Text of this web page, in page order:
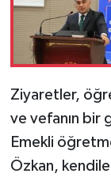
Ziyaretler,
ve vefanın bir
Emekli
Özkan,